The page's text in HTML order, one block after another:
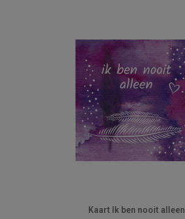
Kaart Ik ben nooit alleen